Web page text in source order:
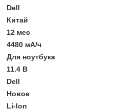
Dell
Китай
12 мес
4480 мА/ч
Для ноутбука
11.4 В
Dell
Новое
Li-Ion